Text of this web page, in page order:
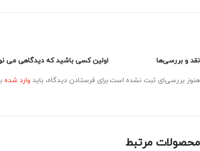
نقد و بررسی‌ها
هنوز بررسی‌ای ثبت نشده است.
اولین کسی باشید که دیدگاهی می
برای فرستادن دیدگاه، باید وارد شده
محصولات مرتبط